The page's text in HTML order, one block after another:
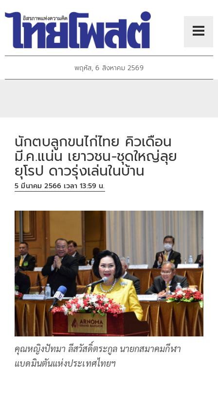
พฤหัส, 6 สิงหาคม 2569
นักตบลูกขนไก่ไทย คิวเดือน
มี.ค.แน่น เยาวชน-ชุดใหญ่ลุย
ยุโรป ดาวรุ่งเล่นในบ้าน
5 มีนาคม 2566 เวลา 13:59 น.
คุณหญิงปัทมา ลีสวัสดิ์ตระกูล นายกสมาคมกีฬา
แบดมินตันแห่งประเทศไทยฯ